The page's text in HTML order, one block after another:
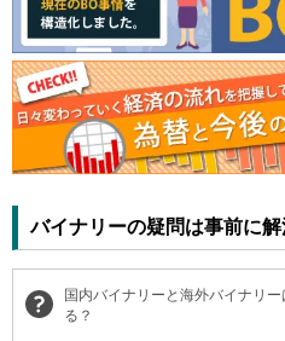
バイナリーの疑問は事前に解
国内バイナリーと海外バイナリ
る？